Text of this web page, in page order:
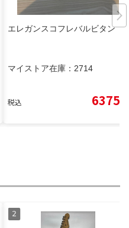
エレガンスコフレバルビタン
マイストア在庫： 2714
税込 6375